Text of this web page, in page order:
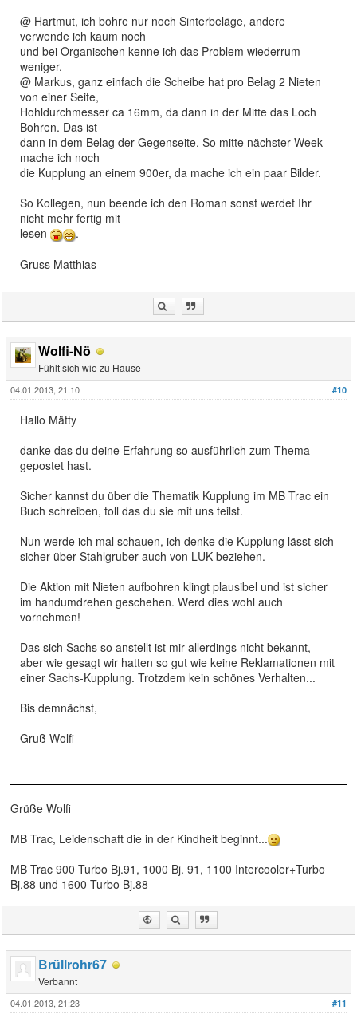
@ Hartmut, ich bohre nur noch Sinterbeläge, andere
verwende ich kaum noch
und bei Organischen kenne ich das Problem wiederrum
weniger.
@ Markus, ganz einfach die Scheibe hat pro Belag 2 Nieten
von einer Seite,
Hohldurchmesser ca 16mm, da dann in der Mitte das Loch
Bohren. Das ist
dann in dem Belag der Gegenseite. So mitte nächster Week
mache ich noch
die Kupplung an einem 900er, da mache ich ein paar Bilder.
So Kollegen, nun beende ich den Roman sonst werdet Ihr
nicht mehr fertig mit
lesen
.
Gruss Matthias
Wolfi-Nö
Fühlt sich wie zu Hause
#10
04.01.2013, 21:10
Hallo Mätty
danke das du deine Erfahrung so ausführlich zum Thema
gepostet hast.
Sicher kannst du über die Thematik Kupplung im MB Trac ein
Buch schreiben, toll das du sie mit uns teilst.
Nun werde ich mal schauen, ich denke die Kupplung lässt sich
sicher über Stahlgruber auch von LUK beziehen.
Die Aktion mit Nieten aufbohren klingt plausibel und ist sicher
im handumdrehen geschehen. Werd dies wohl auch
vornehmen!
Das sich Sachs so anstellt ist mir allerdings nicht bekannt,
aber wie gesagt wir hatten so gut wie keine Reklamationen mit
einer Sachs-Kupplung. Trotzdem kein schönes Verhalten...
Bis demnächst,
Gruß Wolfi
Grüße Wolfi
MB Trac, Leidenschaft die in der Kindheit beginnt...
MB Trac 900 Turbo Bj.91, 1000 Bj. 91, 1100 Intercooler+Turbo
Bj.88 und 1600 Turbo Bj.88
Brüllrohr67
Verbannt
#11
04.01.2013, 21:23